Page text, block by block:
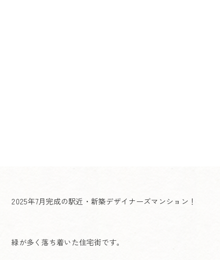
2025年7月完成の駅近・新築デザイナーズマンション！
緑が多く落ち着いた住宅街です。